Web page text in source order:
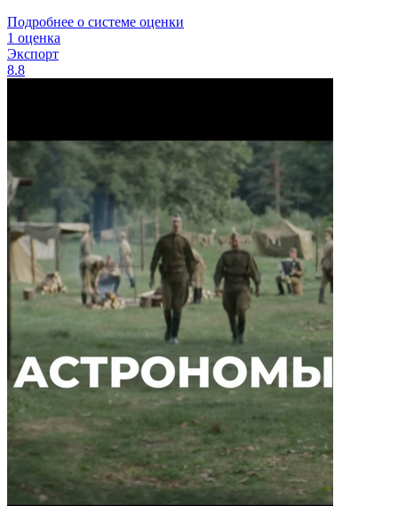
Подробнее о системе оценки
1 оценка
Экспорт
8.8